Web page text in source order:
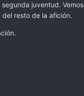
juventud. Vemos
resto de la afición.